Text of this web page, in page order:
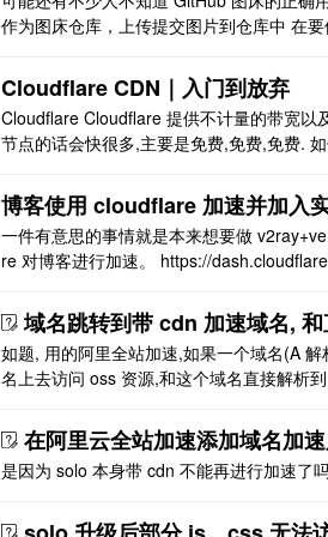
作为图床仓库，上传提交图片到仓库中 在
Cloudflare CDN｜入门到放弃
Cloudflare Cloudflare 提供不计量的带宽以
节点的话会快很多,主要是免费,免费,免费.
注 ..
博客使用 cloudflare 加速并加入
一件有意思的事情就是本来想要做
re 对博客进行加速。 https://
域名跳转到带 cdn 加速域名,
如题, 用的阿里全站加速,如果一个域名(A
名上去访问 oss 资源,和这个域名直接解析
在阿里云全站加速添加域名加
是因为 solo 本身带 cdn 不能再进行加速了